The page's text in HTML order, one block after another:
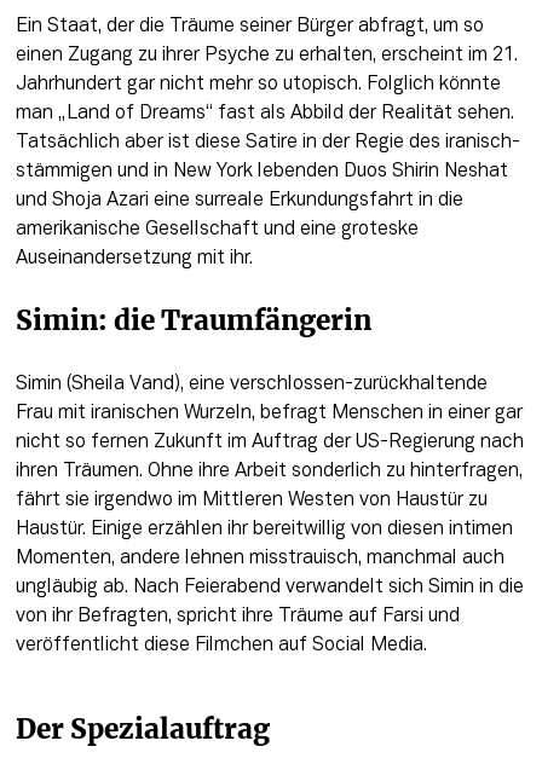
Ein Staat, der die Träume seiner Bürger abfragt, um so
einen Zugang zu ihrer Psyche zu erhalten, erscheint im 21.
Jahrhundert gar nicht mehr so utopisch. Folglich könnte
man „Land of Dreams“ fast als Abbild der Realität sehen.
Tatsächlich aber ist diese Satire in der Regie des iranisch-
stämmigen und in New York lebenden Duos Shirin Neshat
und Shoja Azari eine surreale Erkundungsfahrt in die
amerikanische Gesellschaft und eine groteske
Auseinandersetzung mit ihr.
Simin: die Traumfängerin
Simin (Sheila Vand), eine verschlossen-zurückhaltende
Frau mit iranischen Wurzeln, befragt Menschen in einer gar
nicht so fernen Zukunft im Auftrag der US-Regierung nach
ihren Träumen. Ohne ihre Arbeit sonderlich zu hinterfragen,
fährt sie irgendwo im Mittleren Westen von Haustür zu
Haustür. Einige erzählen ihr bereitwillig von diesen intimen
Momenten, andere lehnen misstrauisch, manchmal auch
ungläubig ab. Nach Feierabend verwandelt sich Simin in die
von ihr Befragten, spricht ihre Träume auf Farsi und
veröffentlicht diese Filmchen auf Social Media.
Der Spezialauftrag